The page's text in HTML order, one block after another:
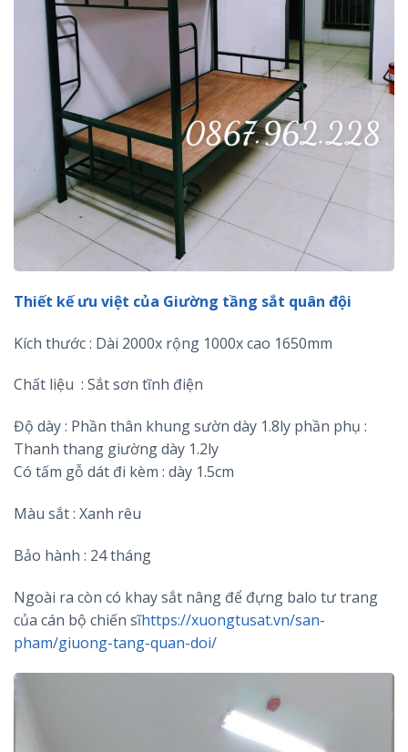
Thiết kế ưu việt của Giường tầng sắt quân đội
Kích thước : Dài 2000x rộng 1000x cao 1650mm
Chất liệu : Sắt sơn tĩnh điện
Độ dày : Phần thân khung sườn dày 1.8ly phần phụ :
Thanh thang giường dày 1.2ly
Có tấm gỗ dát đi kèm : dày 1.5cm
Màu sắt : Xanh rêu
Bảo hành : 24 tháng
Ngoài ra còn có khay sắt nâng để đựng balo tư trang
của cán bộ chiến sĩhttps://xuongtusat.vn/san-
pham/giuong-tang-quan-doi/